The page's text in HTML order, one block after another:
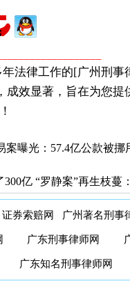
法律工作的[广州刑
成效显著，旨在为您
案曝光：57.4亿公款被
300亿 “罗静案”再生枝
证券索赔网 广州著名刑事
广东刑事律师网
广东知名刑事律师网